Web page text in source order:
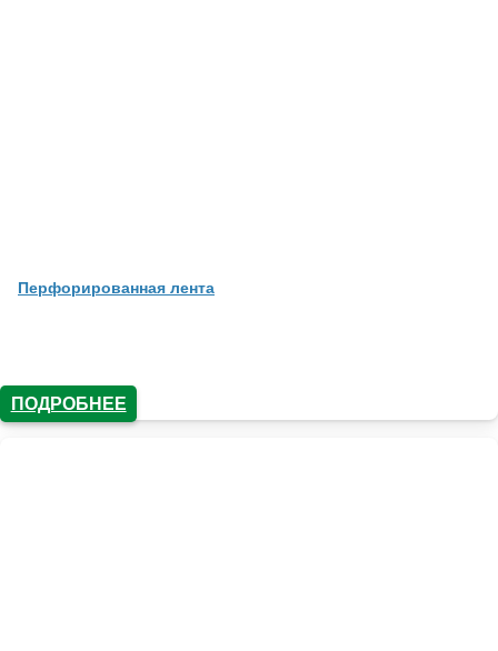
Перфорированная лента
ПОДРОБНЕЕ